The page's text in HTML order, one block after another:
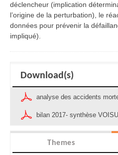
déclencheur (implication
l’origine de la perturbation), le
données pour prévenir la
impliqué).
Download(s)
analyse des accidents
bilan 2017- synthèse
Themes